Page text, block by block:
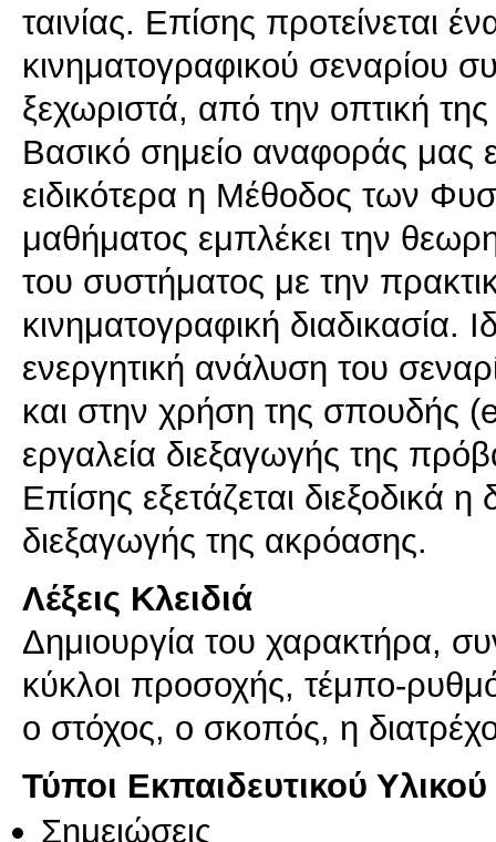
ταινίας. Επίσης προτείνεται
κινηματογραφικού σεναρίου
ξεχωριστά, από την οπτική της
Βασικό σημείο αναφοράς μας
ειδικότερα η Μέθοδος των
μαθήματος εμπλέκει την
του συστήματος με την
κινηματογραφική διαδικασία.
ενεργητική ανάλυση του
και στην χρήση της σπουδής
εργαλεία διεξαγωγής της
Επίσης εξετάζεται διεξοδικά
Λέξεις Κλειδιά
Δημιουργία του χαρακτήρα,
κύκλοι προσοχής, τέμπο-
ο στόχος, ο σκοπός, η
Τύποι Εκπαιδευτικού Υλικού
Σημειώσεις